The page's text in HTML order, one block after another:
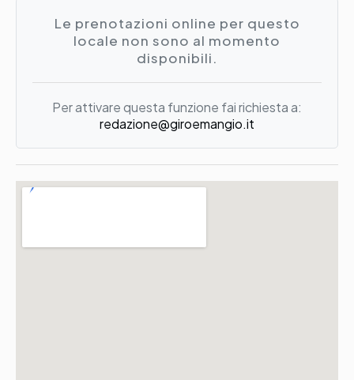
Le prenotazioni online per questo
locale non sono al momento
disponibili.
Per attivare questa funzione fai richiesta a:
redazione@giroemangio.it